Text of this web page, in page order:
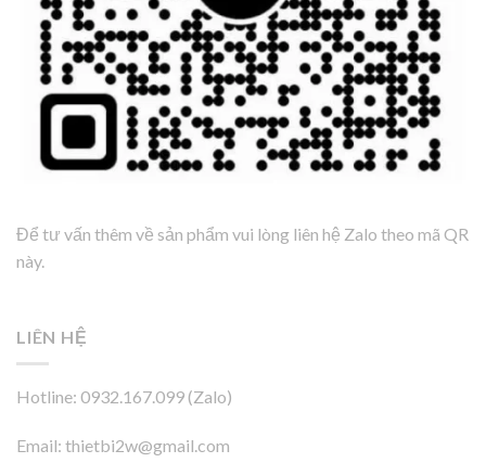
Để tư vấn thêm về sản phẩm vui lòng liên hệ Zalo theo mã QR
này.
LIÊN HỆ
Hotline: 0932.167.099 (Zalo)
Email: thietbi2w@gmail.com